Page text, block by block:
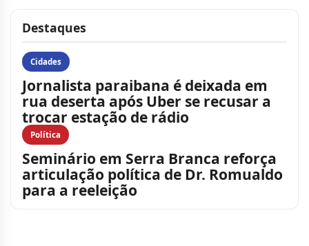
Destaques
Cidades
Jornalista paraibana é deixada em
rua deserta após Uber se recusar a
trocar estação de rádio
Política
Seminário em Serra Branca reforça
articulação política de Dr. Romualdo
para a reeleição